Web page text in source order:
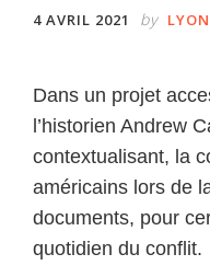
4 AVRIL 2021 by
Dans un projet
l’historien Andrew
contextualisant, la
américains lors de
documents, pour
quotidien du conflit.